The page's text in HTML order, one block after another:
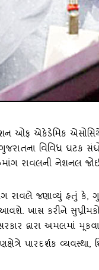
ઓફ એકેડેમિક
વિવિધ ઘટક
રાવલની નેશનલ
રાવલે જણાવ્‍યું હતું કે,
ખાસ કરીને
દ્વારા અમલમાં
પારદર્શક વ્‍યવસ્‍થા,